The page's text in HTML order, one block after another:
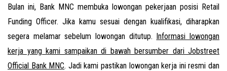
Bulan ini, Bank MNC membuka lowongan pekerjaan posisi Retail
Funding Officer. Jika kamu sesuai dengan kualifikasi, diharapkan
segera melamar sebelum lowongan ditutup. Informasi lowongan
kerja yang kami sampaikan di bawah bersumber dari Jobstreet
Official Bank MNC. Jadi kami pastikan lowongan kerja ini resmi dan